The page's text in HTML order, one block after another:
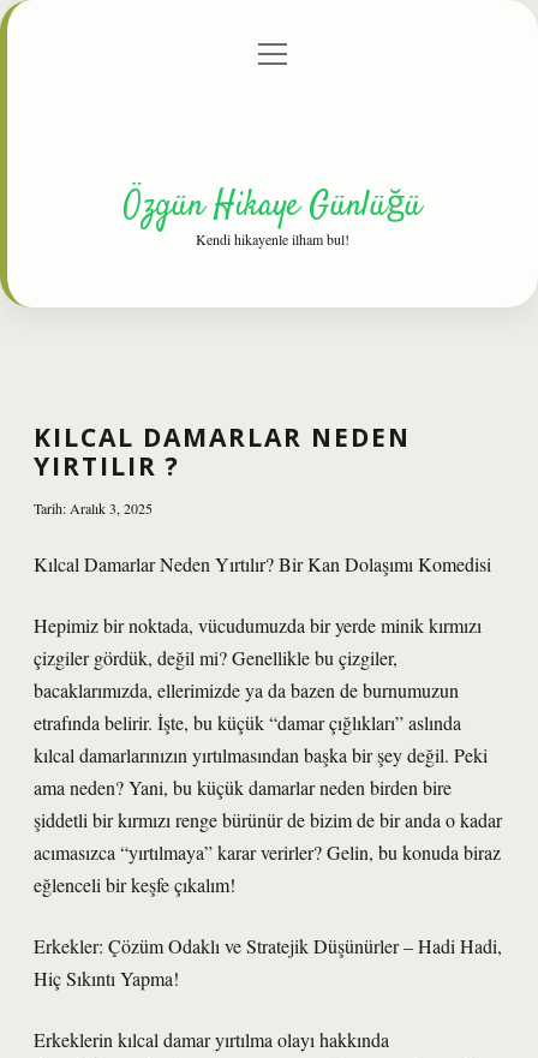
Gizlilik Politikası
menüyü
Özgün Hikaye Günlüğü
Kendi hikayenle ilham bul!
KILCAL DAMARLAR NEDEN
YIRTILIR ?
Tarih: Aralık 3, 2025
Kılcal Damarlar Neden Yırtılır? Bir Kan Dolaşımı Komedisi
Hepimiz bir noktada, vücudumuzda bir yerde minik kırmızı
çizgiler gördük, değil mi? Genellikle bu çizgiler,
bacaklarımızda, ellerimizde ya da bazen de burnumuzun
etrafında belirir. İşte, bu küçük “damar çığlıkları” aslında
kılcal damarlarınızın yırtılmasından başka bir şey değil. Peki
ama neden? Yani, bu küçük damarlar neden birden bire
şiddetli bir kırmızı renge bürünür de bizim de bir anda o kadar
acımasızca “yırtılmaya” karar verirler? Gelin, bu konuda biraz
eğlenceli bir keşfe çıkalım!
Erkekler: Çözüm Odaklı ve Stratejik Düşünürler – Hadi Hadi,
Hiç Sıkıntı Yapma!
Erkeklerin kılcal damar yırtılma olayı hakkında